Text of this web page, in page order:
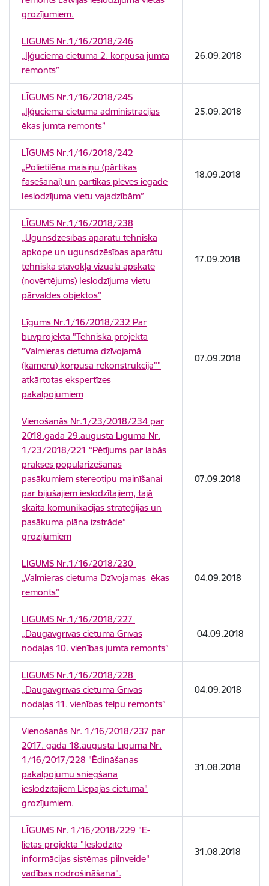
grozījumiem.
LĪGUMS Nr.1/16/2018/246
„Iļģuciema cietuma 2. korpusa jumta
remonts”
26.09.2018
LĪGUMS Nr.1/16/2018/245
„Iļģuciema cietuma administrācijas
ēkas jumta remonts”
25.09.2018
LĪGUMS Nr.1/16/2018/242
„Polietilēna maisiņu (pārtikas
fasēšanai) un pārtikas plēves iegāde
Ieslodzījuma vietu vajadzībām”
18.09.2018
LĪGUMS Nr.1/16/2018/238
„Ugunsdzēsības aparātu tehniskā
apkope un ugunsdzēsības aparātu
tehniskā stāvokļa vizuālā apskate
(novērtējums) Ieslodzījuma vietu
pārvaldes objektos”
17.09.2018
Līgums Nr.1/16/2018/232 Par
būvprojekta "Tehniskā projekta
"Valmieras cietuma dzīvojamā
(kameru) korpusa rekonstrukcija""
atkārtotas ekspertīzes
pakalpojumiem
07.09.2018
Vienošanās Nr.1/23/2018/234 par
2018.gada 29.augusta Līguma Nr.
1/23/2018/221 “Pētījums par labās
prakses popularizēšanas
pasākumiem stereotipu mainīšanai
par bijušajiem ieslodzītajiem, tajā
skaitā komunikācijas stratēģijas un
pasākuma plāna izstrāde”
grozījumiem
07.09.2018
LĪGUMS Nr.1/16/2018/230
„Valmieras cietuma Dzīvojamas ēkas
remonts”
04.09.2018
LĪGUMS Nr.1/16/2018/227
„Daugavgrīvas cietuma Grīvas
nodaļas 10. vienības jumta remonts”
04.09.2018
LĪGUMS Nr.1/16/2018/228
„Daugavgrīvas cietuma Grīvas
nodaļas 11. vienības telpu remonts”
04.09.2018
Vienošanās Nr. 1/16/2018/237 par
2017. gada 18.augusta Līguma Nr.
1/16/2017/228 "Ēdināšanas
pakalpojumu sniegšana
ieslodzītajiem Liepājas cietumā"
grozījumiem.
31.08.2018
LĪGUMS Nr. 1/16/2018/229 "E-
lietas projekta "Ieslodzīto
informācijas sistēmas pilnveide"
vadības nodrošināšana".
31.08.2018